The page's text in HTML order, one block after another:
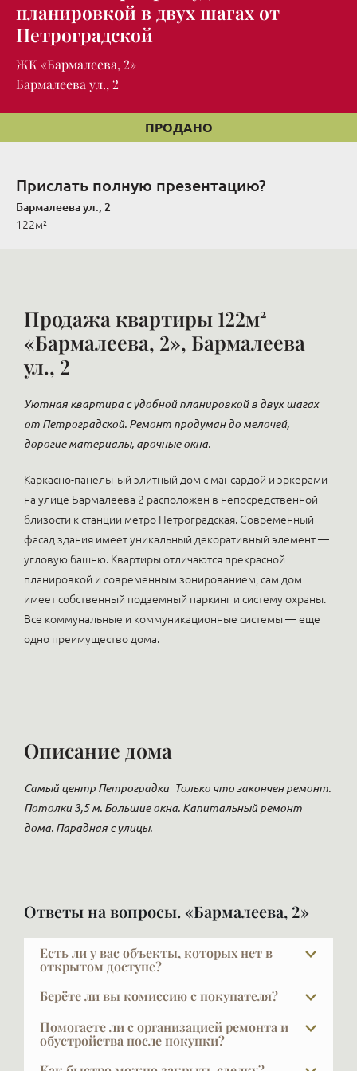
планировкой в двух шагах от
Петроградской
ЖК «Бармалеева, 2»
Бармалеева ул., 2
ПРОДАНО
Прислать полную презентацию?
Бармалеева ул., 2
122м²
Продажа квартиры 122м²
«Бармалеева, 2», Бармалеева
ул., 2
Уютная квартира с удобной планировкой в двух шагах
от Петроградской. Ремонт продуман до мелочей,
дорогие материалы, арочные окна.
Каркасно-панельный элитный дом с мансардой и эркерами
на улице Бармалеева 2 расположен в непосредственной
близости к станции метро Петроградская. Современный
фасад здания имеет уникальный декоративный элемент —
угловую башню. Квартиры отличаются прекрасной
планировкой и современным зонированием, сам дом
имеет собственный подземный паркинг и систему охраны.
Все коммунальные и коммуникационные системы — еще
одно преимущество дома.
Описание дома
Самый центр Петроградки Только что закончен ремонт.
Потолки 3,5 м. Большие окна. Капитальный ремонт
дома. Парадная с улицы.
Ответы на вопросы. «Бармалеева, 2»
Есть ли у вас объекты, которых нет в
открытом доступе?
В элите далеко не всё есть в открытой рекламе, и
это объяснимо: часть наших клиентов не хочет,
чтобы кто-то знал, что они планируют продавать
жильё. Другая часть осознанно выбирает закрытую
Берёте ли вы комиссию с покупателя?
При покупке в новых проектах — нет. Наши услуги
для покупателя бесплатны, это стандартная
Помогаете ли с организацией ремонта и
обустройства после покупки?
Да, и это очень важный выбор — найти дизайнера и